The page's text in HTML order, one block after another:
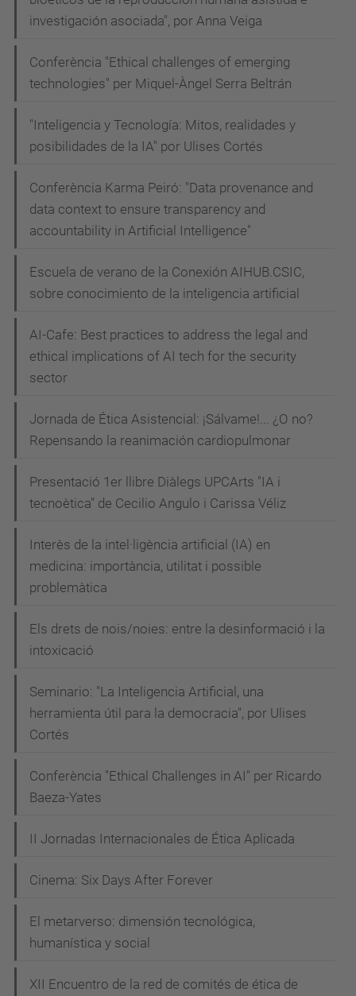
investigación asociada", por Anna Veiga
Conferència "Ethical challenges of emerging
technologies" per Miquel-Àngel Serra Beltrán
"Inteligencia y Tecnología: Mitos, realidades y
posibilidades de la IA" por Ulises Cortés
Conferència Karma Peiró: "Data provenance and
data context to ensure transparency and
accountability in Artificial Intelligence"
Escuela de verano de la Conexión AIHUB.CSIC,
sobre conocimiento de la inteligencia artificial
AI-Cafe: Best practices to address the legal and
ethical implications of AI tech for the security
sector
Jornada de Ética Asistencial: ¡Sálvame!... ¿O no?
Repensando la reanimación cardiopulmonar
Presentació 1er llibre Diàlegs UPCArts "IA i
tecnoètica" de Cecilio Angulo i Carissa Véliz
Interès de la intel·ligència artificial (IA) en
medicina: importància, utilitat i possible
problemàtica
Els drets de nois/noies: entre la desinformació i la
intoxicació
Seminario: "La Inteligencia Artificial, una
herramienta útil para la democracia", por Ulises
Cortés
Conferència "Ethical Challenges in AI" per Ricardo
Baeza-Yates
II Jornadas Internacionales de Ética Aplicada
Cinema: Six Days After Forever
El metarverso: dimensión tecnológica,
humanística y social
XII Encuentro de la red de comités de ética de